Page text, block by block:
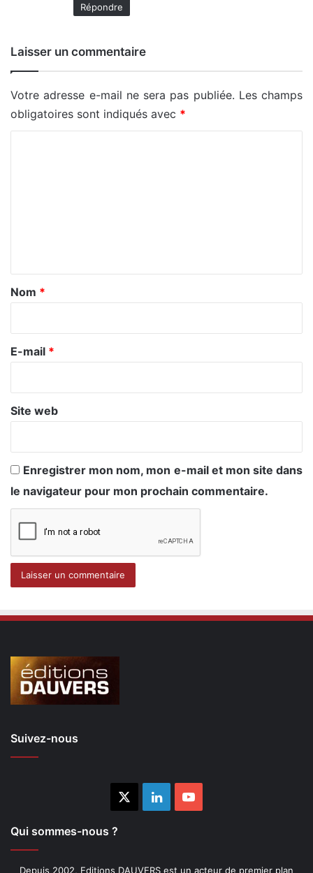
Répondre
Laisser un commentaire
Votre adresse e-mail ne sera pas publiée. Les champs
obligatoires sont indiqués avec *
a
e
Nom *
E-mail *
Site web
Enregistrer mon nom, mon e-mail et mon site dans
le navigateur pour mon prochain commentaire.
Suivez-nous
LinkedinYouTube
Qui sommes-nous ?
Depuis 2002, Editions DAUVERS est un acteur de premier plan